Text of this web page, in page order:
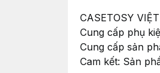
CASETOSY
Cung cấp phụ
Cung cấp sản
Cam kết: Sản